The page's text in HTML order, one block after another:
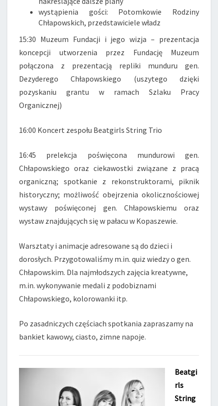
wystąpienia gości: Potomkowie Rodziny
Chłapowskich, przedstawiciele władz
15:30 Muzeum Fundacji i jego wizja – prezentacja
koncepcji utworzenia przez Fundację Muzeum
połączona z prezentacją repliki munduru gen.
Dezyderego Chłapowskiego (uszytego dzięki
pozyskaniu grantu w ramach Szlaku Pracy
Organicznej)
16:00 Koncert zespołu Beatgirls String Trio
16:45 prelekcja poświęcona mundurowi gen.
Chłapowskiego oraz ciekawostki związane z pracą
organiczną; spotkanie z rekonstruktorami, piknik
historyczny; możliwość obejrzenia okolicznościowej
wystawy poświęconej gen. Chłapowskiemu oraz
wystaw znajdujących się w pałacu w Kopaszewie.
Warsztaty i animacje adresowane są do dzieci i
dorosłych. Przygotowaliśmy m.in. quiz wiedzy o gen.
Chłapowskim. Dla najmłodszych zajęcia kreatywne,
m.in. wykonywanie medali z podobiznami
Chłapowskiego, kolorowanki itp.
Po zasadniczych częściach spotkania zapraszamy na
bankiet kawowy, ciasto, zimne napoje.
Beatgi
rls
String